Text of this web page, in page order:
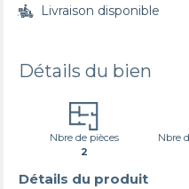
Livraison disponible
Détails du bien
Nbre de pièces
2
Nbre
Détails du produit